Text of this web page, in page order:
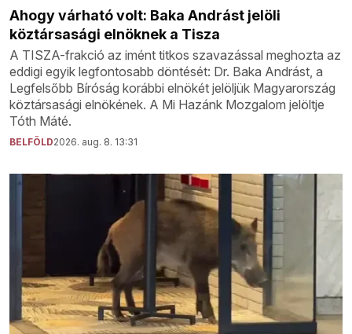
Ahogy várható volt: Baka Andrást jelöli
köztársasági elnöknek a Tisza
A TISZA-frakció az imént titkos szavazással meghozta az
eddigi egyik legfontosabb döntését: Dr. Baka Andrást, a
Legfelsőbb Bíróság korábbi elnökét jelöljük Magyarország
köztársasági elnökének. A Mi Hazánk Mozgalom jelöltje
Tóth Máté.
BELFÖLD2026. aug. 8. 13:31